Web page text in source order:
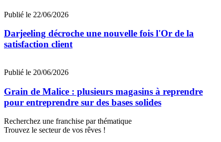
Publié le 22/06/2026
Darjeeling décroche une nouvelle fois l'Or de la
satisfaction client
Publié le 20/06/2026
Grain de Malice : plusieurs magasins à reprendre
pour entreprendre sur des bases solides
Recherchez une franchise par thématique
Trouvez le secteur de vos rêves !